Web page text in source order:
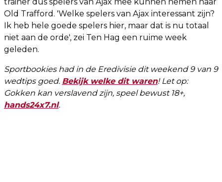
Old Trafford. 'Welke spelers van Ajax interessant zijn?
Ik heb hele goede spelers hier, maar dat is nu totaal
niet aan de orde', zei Ten Hag een ruime week
geleden.
Sportbookies had in de Eredivisie dit weekend 9 van 9
wedtips goed. Bekijk welke dit waren! Let op:
Gokken kan verslavend zijn, speel bewust 18+,
hands24x7.nl.